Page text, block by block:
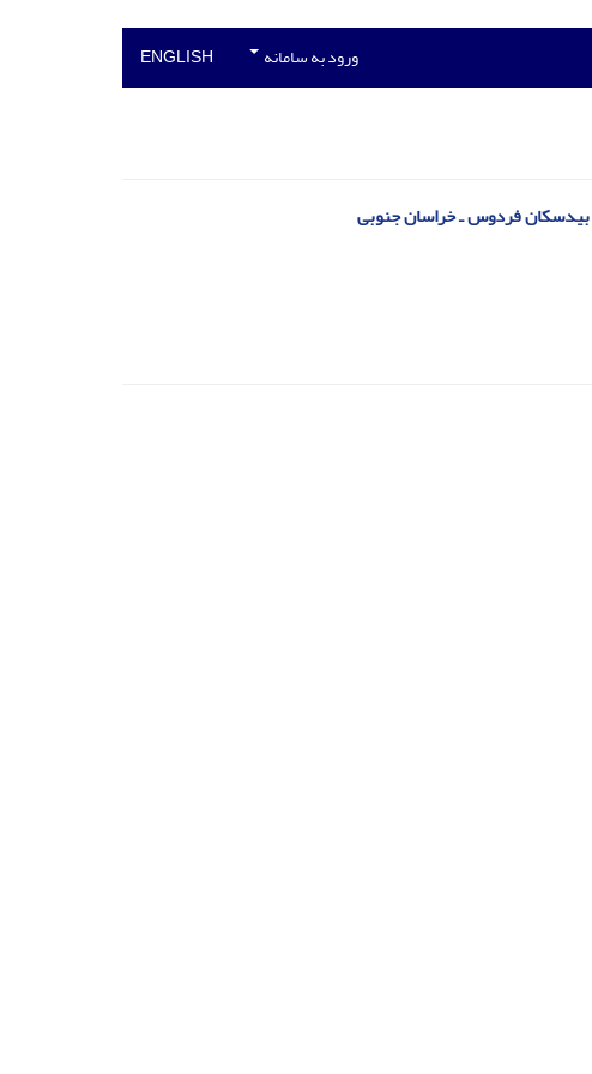
ورود به سامانه ENGLISH
بیدسکان فردوس ـ خراسان جنوبی